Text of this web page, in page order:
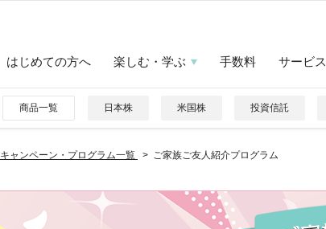
はじめての方へ 楽しむ・学ぶ 手数料 サービス
商品一覧 日本株 米国株 投資信託
キャンペーン・プログラム一覧 ご家族ご友人紹介プログラム